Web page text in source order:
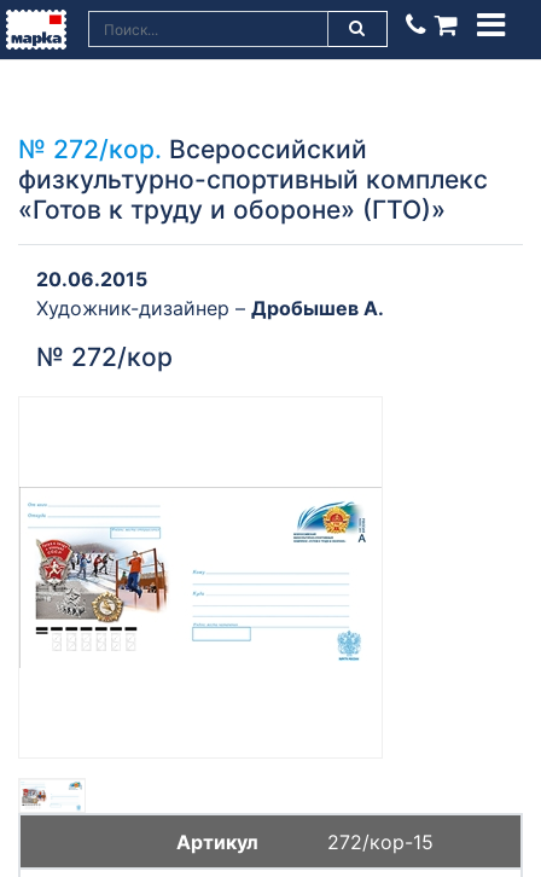
№ 272/кор. Всероссийский
физкультурно-спортивный комплекс
«Готов к труду и обороне» (ГТО)»
20.06.2015
Художник-дизайнер – Дробышев А.
№ 272/кор
272/кор-15